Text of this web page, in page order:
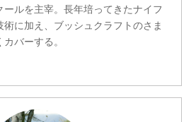
ルを主宰。長年培ってきたナイフ
に加え、ブッシュクラフトのさま
バーする。